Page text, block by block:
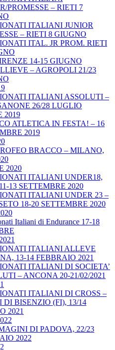
PROMESSE – RIETI 7
ITALIANI JUNIOR
– RIETI 8 GIUGNO
ITAL. JR PROM. RIETI
14-15 GIUGNO
– AGROPOLI 21/23
ITALIANI ASSOLUTI –
26/28 LUGLIO
2019
ATLETICA IN FESTA! – 16
2019
BRACCO – MILANO,
2020
ITALIANI UNDER18,
13 SETTEMBRE 2020
ITALIANI UNDER 23 –
18-20 SETTEMBRE 2020
Italiani di Endurance 17-18
ITALIANI ALLEVE
13-14 FEBBRAIO 2021
ITALIANI DI SOCIETA’
– ANCONA 20-21/02/2021
ITALIANI DI CROSS –
DI BISENZIO (FI), 13/14
2021
DI PADOVA, 22/23
2022